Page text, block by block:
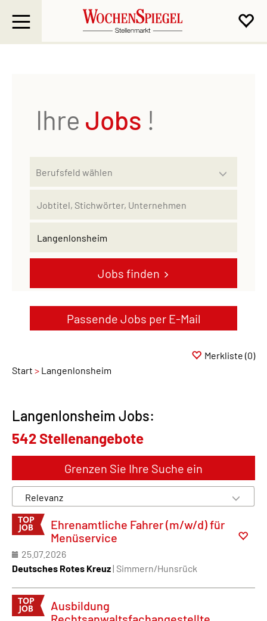
Passende Jobs per E-Mail
Ihre Jobs !
Jobs finden
Start Langenlonsheim
Merkliste (0)
Langenlonsheim Jobs:
542 Stellenangebote
Grenzen Sie Ihre Suche ein
Ehrenamtliche Fahrer (m/w/d) für
Menüservice
25.07.2026
Deutsches Rotes Kreuz| Simmern/Hunsrück
Ausbildung